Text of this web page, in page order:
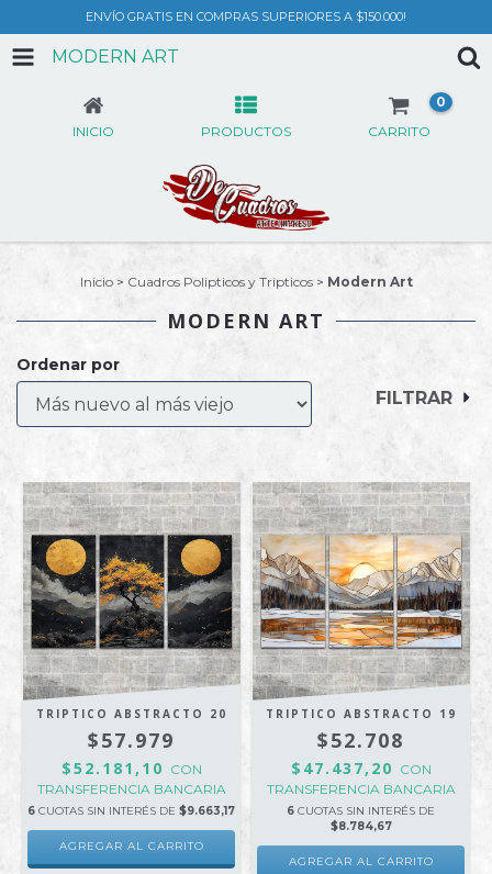
ENVÍO GRATIS EN COMPRAS SUPERIORES A $150.000!
MODERN ART
INICIO PRODUCTOS CARRITO
0
Inicio > Cuadros Polipticos y Tripticos > Modern Art
MODERN ART
Ordenar por
FILTRAR
TRIPTICO ABSTRACTO 20
$57.979
$52.181,10 CON
TRANSFERENCIA BANCARIA
6 CUOTAS SIN INTERÉS DE $9.663,17
AGREGAR AL CARRITO
TRIPTICO ABSTRACTO 19
$52.708
$47.437,20 CON
TRANSFERENCIA BANCARIA
6 CUOTAS SIN INTERÉS DE
$8.784,67
AGREGAR AL CARRITO